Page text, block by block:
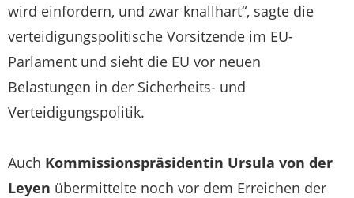
wird einfordern, und zwar knallhart“, sagte die
verteidigungspolitische Vorsitzende im EU-
Parlament und sieht die EU vor neuen
Belastungen in der Sicherheits- und
Verteidigungspolitik.
Auch Kommissionspräsidentin Ursula von der
Leyen übermittelte noch vor dem Erreichen der